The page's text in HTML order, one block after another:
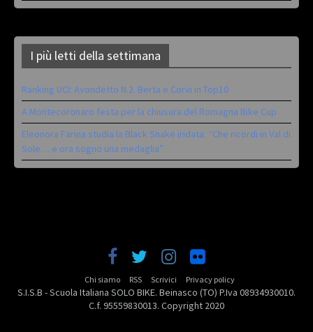
I più letti della settimana
Ranking UCI: Avondetto N.2. Berta e Corvi in Top10
A Montecoronaro festa per la chiusura del Romagna Bike Cup
Eleonora Farina studia la Black Snake iridata: “Che ricordi in Val di
Sole… e ora sogno una medaglia”
Chi siamo RSS Scrivici Privacy policy
S.I.S.B - Scuola Italiana SOLO BIKE. Beinasco (TO) P.Iva 08934930010.
C.f. 95559830013. Copyright 2020